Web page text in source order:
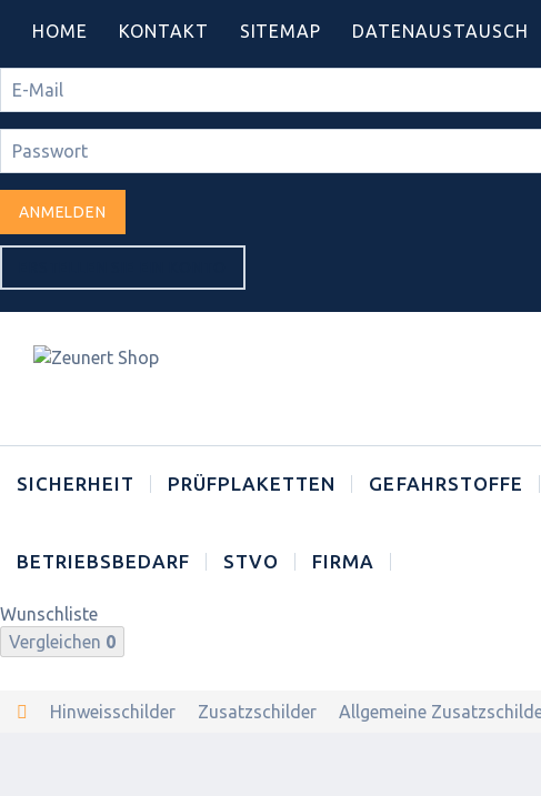
HOME KONTAKT SITEMAP DATENAUSTAUSCH
ANMELDEN
SICHERHEIT PRÜFPLAKETTEN GEFAHRSTOFFE
BETRIEBSBEDARF STVO FIRMA
Wunschliste
Vergleichen 0
Hinweisschilder Zusatzschilder Allgemeine